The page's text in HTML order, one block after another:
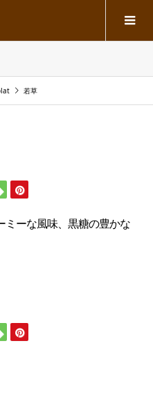
若草
ミーな風味、黒糖の豊かな